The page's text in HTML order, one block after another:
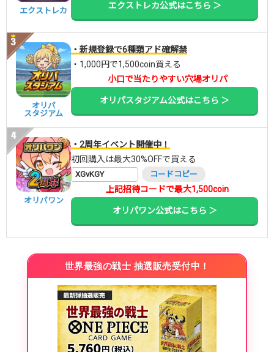
エクストレカ
エクストレカ公式はこちら ＞
オリパ
スタジアム
・新規登録で6種類アド確解禁
・1,000円で1,500coin買える
小口で当たりやすい穴場オリパ
オリパスタジアム公式はこちら ＞
オリパワン
・2周年イベント開催中！
初回購入は最大30%OFFで買える
XGvKGY コードコピー
上記招待コードで最大1,500coin
オリパワン公式はこちら ＞
世界最強の戦士 抽選販売受付中！